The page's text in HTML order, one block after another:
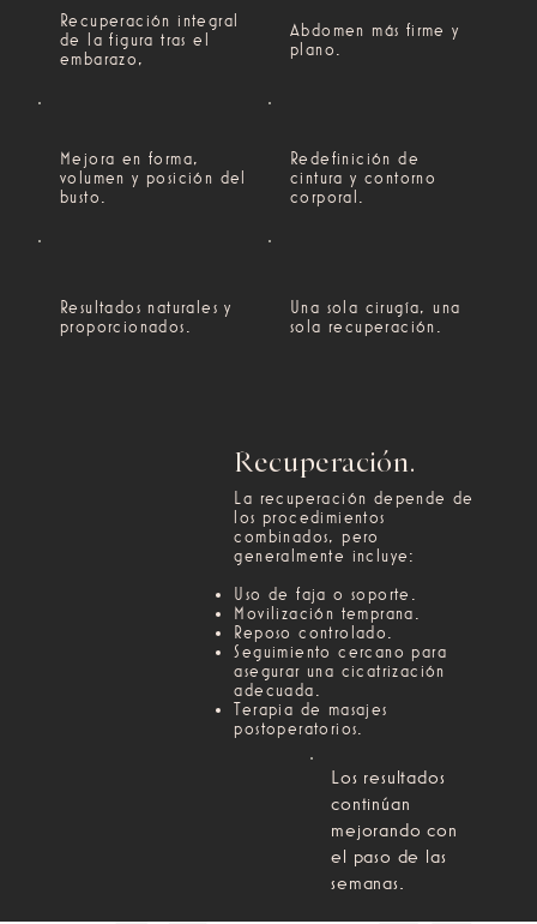
Recuperación integral
de la figura tras el
embarazo,
Abdomen más firme y
plano.
Mejora en forma,
volumen y posición del
busto.
Redefinición de
cintura y contorno
corporal.
Resultados naturales y
proporcionados.
Una sola cirugía, una
sola recuperación.
Recuperación.
La recuperación depende de
los procedimientos
combinados, pero
generalmente incluye:
Uso de faja o soporte.
Movilización temprana.
Reposo controlado.
Seguimiento cercano para
asegurar una cicatrización
adecuada.
Terapia de masajes
postoperatorios.
Los resultados
continúan
mejorando con
el paso de las
semanas.